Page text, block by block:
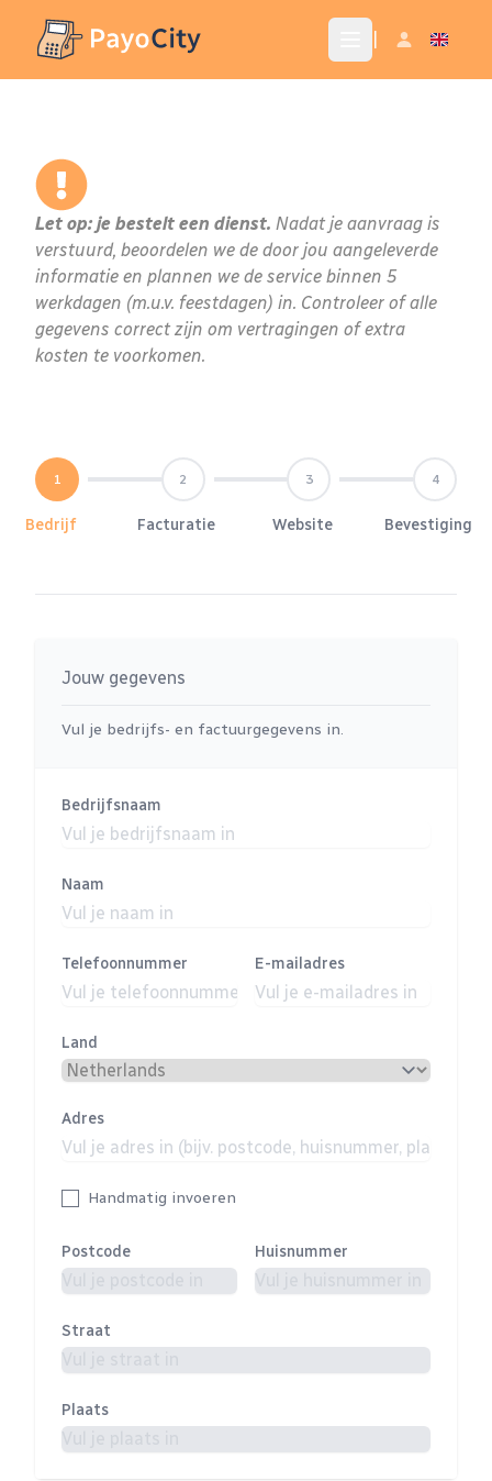
Let op: je bestelt een dienst. Nadat je aanvraag is
verstuurd, beoordelen we de door jou aangeleverde
informatie en plannen we de service binnen 5
werkdagen (m.u.v. feestdagen) in. Controleer of alle
gegevens correct zijn om vertragingen of extra
kosten te voorkomen.
1
Bedrijf
2
Facturatie
3
Website
4
Bevestiging
Jouw gegevens
Vul je bedrijfs- en factuurgegevens in.
Bedrijfsnaam
Naam
Telefoonnummer E-mailadres
Land
Adres
Handmatig invoeren
Postcode Huisnummer
Straat
Plaats